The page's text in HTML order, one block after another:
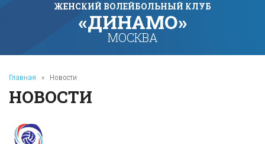
ЖЕНСКИЙ ВОЛЕЙБОЛЬНЫЙ КЛУБ
«ДИНАМО»
МОСКВА
Главная » Новости
НОВОСТИ